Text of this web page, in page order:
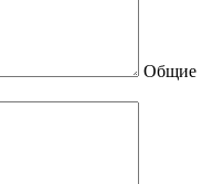
Общие